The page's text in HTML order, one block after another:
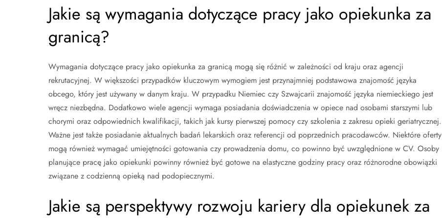
Jakie są wymagania dotyczące pracy jako opiekunka za
granicą?
Wymagania dotyczące pracy jako opiekunka za granicą mogą się różnić w zależności od kraju oraz agencji
rekrutacyjnej. W większości przypadków kluczowym wymogiem jest przynajmniej podstawowa znajomość języka
obcego, który jest używany w danym kraju. W przypadku Niemiec czy Szwajcarii znajomość języka niemieckiego jest
wręcz niezbędna. Dodatkowo wiele agencji wymaga posiadania doświadczenia w opiece nad osobami starszymi lub
chorymi oraz odpowiednich kwalifikacji, takich jak kursy pierwszej pomocy czy szkolenia z zakresu opieki geriatrycznej.
Ważne jest także posiadanie aktualnych badań lekarskich oraz referencji od poprzednich pracodawców. Niektóre oferty
mogą również wymagać umiejętności gotowania czy prowadzenia domu, co powinno być uwzględnione w CV. Osoby
planujące pracę jako opiekunki powinny również być gotowe na elastyczne godziny pracy oraz różnorodne obowiązki
związane z codzienną opieką nad podopiecznymi.
Jakie są perspektywy rozwoju kariery dla opiekunek za